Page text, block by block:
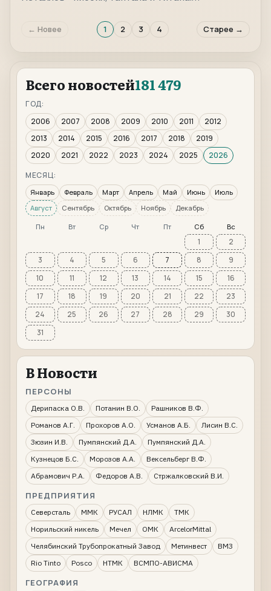
← Новее 1 2 3 4 Старее →
Всего новостей181 479
ГОД:
2006
2007 2008 2009 2010 2011
2012
2013
2014 2015 2016 2017 2018
2019
2020
2021 2022 2023 2024 2025
2026
МЕСЯЦ:
Январь Февраль Март Апрель Май Июнь
Июль
Август
Сентябрь Октябрь Ноябрь Декабрь
Пн Вт Ср Чт Пт Сб Вс
1
2
3
4 5 6 7 8
9
10
11 12 13 14 15
16
17
18 19 20 21 22
23
24
25 26 27 28 29
30
31
В Новости
ПЕРСОНЫ
Дерипаска О.В. Потанин В.О.
Рашников В.Ф.
Романов А.Г.
Прохоров А.О. Усманов А.Б.
Лисин В.С.
Зюзин И.В.
Пумпянский Д.А.
Пумпянский Д.А.
Кузнецов Б.С.
Морозов А.А.
Вексельберг В.Ф.
Абрамович Р.А.
Федоров А.В. Стржалковский В.И.
ПРЕДПРИЯТИЯ
Северсталь ММК РУСАЛ НЛМК
ТМК
Норильский никель
Мечел ОМК
ArcelorMittal
Челябинский Трубопрокатный Завод
Метинвест
ВМЗ
Rio Tinto
Posco НТМК ВСМПО-АВИСМА
ГЕОГРАФИЯ